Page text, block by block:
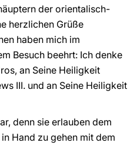
der orientalisch-
herzlichen Grüße
haben mich im
Besuch beehrt: Ich denke
an Seine Heiligkeit
III. und an Seine Heiligkeit
denn sie erlauben dem
Hand zu gehen mit dem